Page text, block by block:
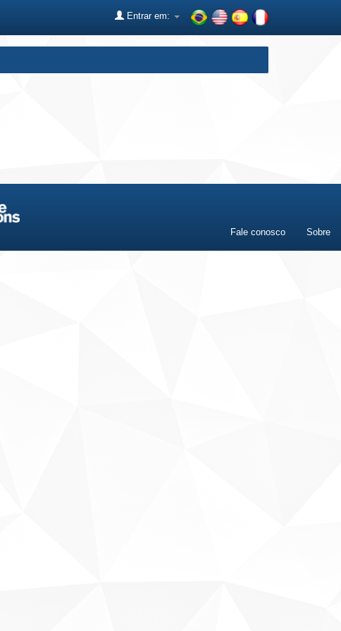
Entrar em:
Fale conosco Sobre